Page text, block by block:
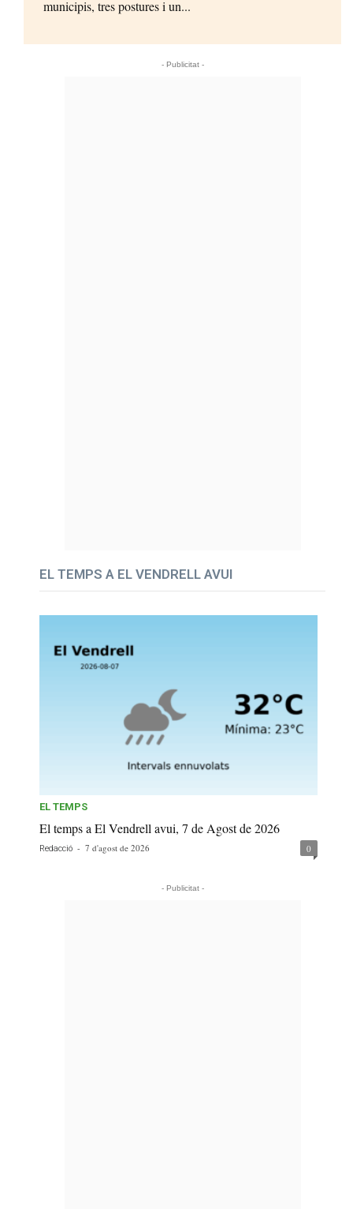
municipis, tres postures i un...
- Publicitat -
EL TEMPS A EL VENDRELL AVUI
EL TEMPS
El temps a El Vendrell avui, 7 de Agost de 2026
Redacció - 7 d'agost de 2026 0
- Publicitat -